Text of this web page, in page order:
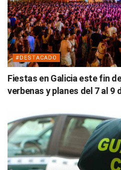
#DESTACADO
Fiestas en Galicia este fin
verbenas y planes del 7 al 9